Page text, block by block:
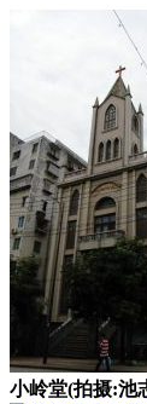
小岭堂(拍摄:池